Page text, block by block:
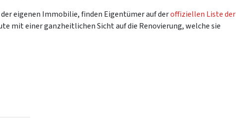
eigenen Immobilie, finden Eigentümer auf deroffiziellen Liste der
mit einer ganzheitlichen Sicht auf die Renovierung, welche sie